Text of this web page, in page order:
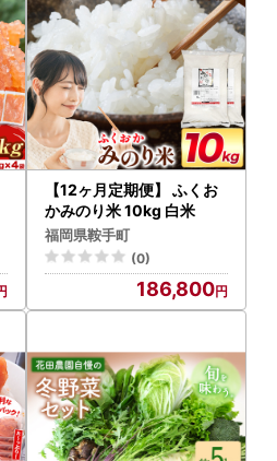
【12ヶ月定期便】 ふくお
かみのり米 10kg 白米
福岡県鞍手町
(0)
186,800